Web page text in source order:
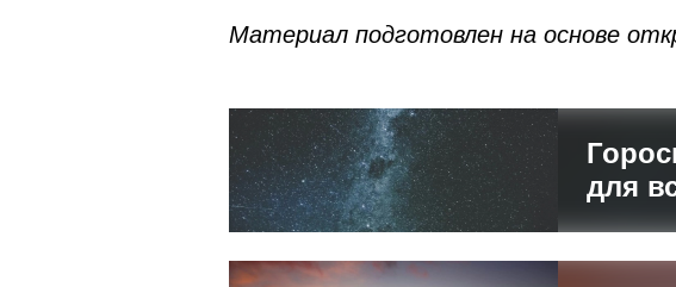
Материал подготовлен на основе
для